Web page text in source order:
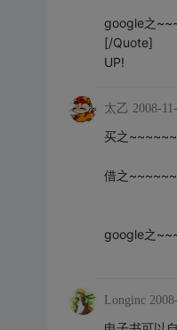
google之
[/Quote]
UP!
太乙 2008-
买之~~~~~~
借之
google之
Longinc